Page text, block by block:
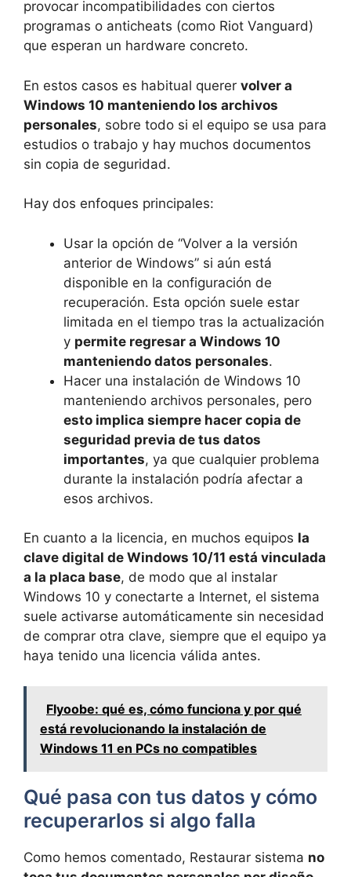
provocar incompatibilidades con ciertos
programas o anticheats (como Riot Vanguard)
que esperan un hardware concreto.
En estos casos es habitual querer volver a
Windows 10 manteniendo los archivos
personales, sobre todo si el equipo se usa para
estudios o trabajo y hay muchos documentos
sin copia de seguridad.
Hay dos enfoques principales:
Usar la opción de “Volver a la versión
anterior de Windows” si aún está
disponible en la configuración de
recuperación. Esta opción suele estar
limitada en el tiempo tras la actualización
y permite regresar a Windows 10
manteniendo datos personales.
Hacer una instalación de Windows 10
manteniendo archivos personales, pero
esto implica siempre hacer copia de
seguridad previa de tus datos
importantes, ya que cualquier problema
durante la instalación podría afectar a
esos archivos.
En cuanto a la licencia, en muchos equipos la
clave digital de Windows 10/11 está vinculada
a la placa base, de modo que al instalar
Windows 10 y conectarte a Internet, el sistema
suele activarse automáticamente sin necesidad
de comprar otra clave, siempre que el equipo ya
haya tenido una licencia válida antes.
Flyoobe: qué es, cómo funciona y por qué
está revolucionando la instalación de
Windows 11 en PCs no compatibles
Qué pasa con tus datos y cómo
recuperarlos si algo falla
Como hemos comentado, Restaurar sistema no